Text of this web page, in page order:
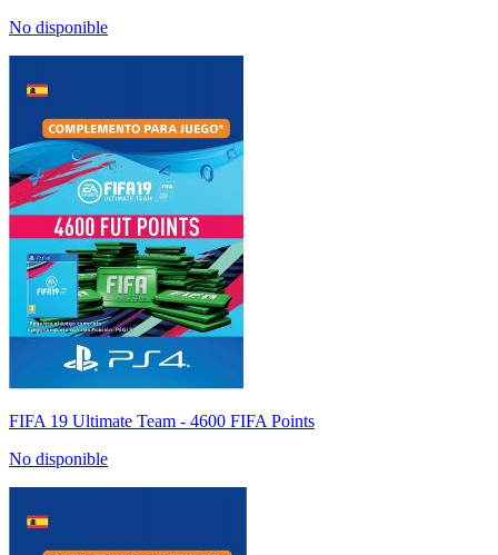
No disponible
FIFA 19 Ultimate Team - 4600 FIFA Points
No disponible